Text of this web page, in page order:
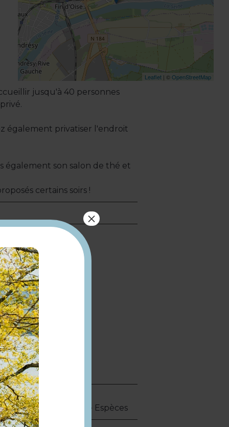
Leaflet | ©OpenStreetMap
jusqu'à 40 personnes
également privatiser l'endroit
également son salon de thé et
certains soirs !
Carte bancaire/crédit · Espèces
×